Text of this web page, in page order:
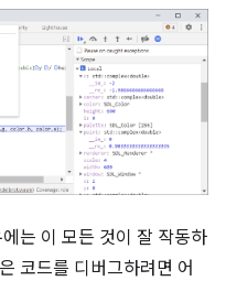
는 이 모든 것이 잘 작동하
코드를 디버그하려면 어